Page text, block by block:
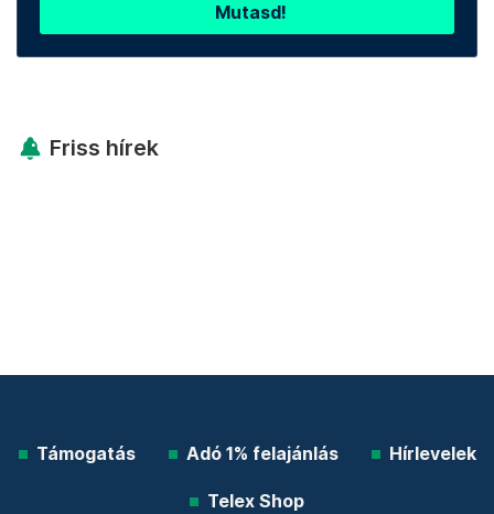
Mutasd!
Friss hírek
Támogatás Adó 1% felajánlás Hírlevelek
Telex Shop